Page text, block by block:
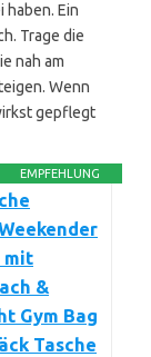
haben. Ein
Trage die
nah am
Wenn
gepflegt
EMPFEHLUNG
mit
&
Gym Bag
Tasche